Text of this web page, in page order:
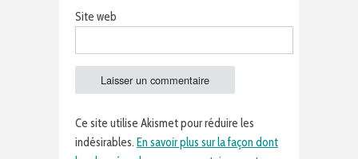
Site web
Ce site utilise Akismet pour réduire les
indésirables. En savoir plus sur la façon dont